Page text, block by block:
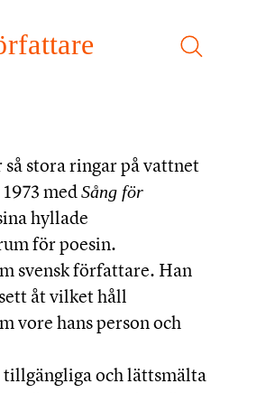
Sök
stora ringar på vattnet
medSång för
hyllade
för poesin.
svensk författare. Han
åt vilket håll
vore hans person och
och lättsmälta